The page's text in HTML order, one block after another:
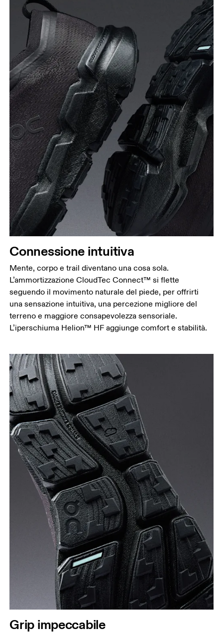
Connessione intuitiva
Mente, corpo e trail diventano una cosa sola.
L’ammortizzazione CloudTec Connect™ si flette
seguendo il movimento naturale del piede, per offrirti
una sensazione intuitiva, una percezione migliore del
terreno e maggiore consapevolezza sensoriale.
L’iperschiuma Helion™ HF aggiunge comfort e stabilità.
Grip impeccabile